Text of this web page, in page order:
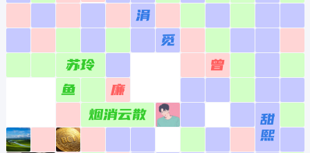
0680
涓
0781
觅
0382
苏玲
0482 0982
曾
0383
鱼 0583
廉
0484
烟消云散
0584 0684 0784 1184
甜
熙
0185 0385 1185